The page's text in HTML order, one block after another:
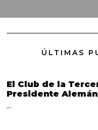
ÚLTIMAS
El Club de la
Presidente
…